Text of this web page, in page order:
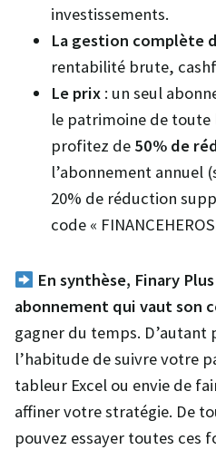
investissements.
La gestion complète
rentabilité brute,
Le prix : un seul
le patrimoine de toute
profitez de 50% de
l’abonnement annuel
20% de réduction
code «
En synthèse, Finary
abonnement qui vaut son
gagner du temps. D’autant
l’habitude de suivre votre
tableur Excel ou envie de
affiner votre stratégie. De
pouvez essayer toutes ces